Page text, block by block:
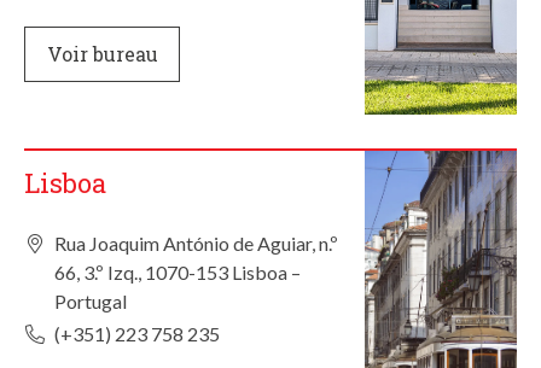
Voir bureau
Lisboa
Rua Joaquim António de Aguiar, n.º
66, 3.º Izq., 1070-153 Lisboa –
Portugal
(+351) 223 758 235